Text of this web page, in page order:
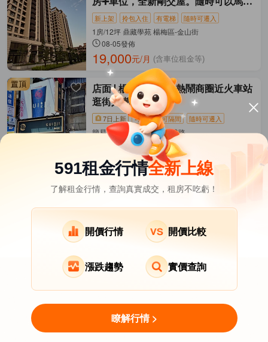
入住。
新上架 拎包入住 有電梯 隨時可遷入
1房/12坪 鼎藏學苑 楊梅區-金山街
08-05發佈
19,000元/月 (含車位租金等)
店面
楊梅大成路最熱鬧商圈近火車站
逛街人潮最多
7日上新 可登記 可隔間 隨時可遷入
簡易裝潢/76坪 楊梅區-大成路
08-01發佈
55,000元/月
其它租屋 熱門在租社區
龍潭區租屋
復興區租屋
關於我們 意見反饋 APP下載
Copyright © 2007-2026 by Addcn Technology Co.,Ltd.
用LINE MINI App找房 立即打開
591租金行情全新上線
了解租金行情，查詢真實成交，租房不吃虧！
開價行情 開價比較
漲跌趨勢 實價查詢
瞭解行情 >